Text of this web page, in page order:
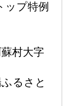
ップ特例
村大字
さと